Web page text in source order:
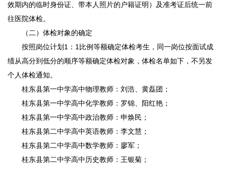
效期内的临时身份证、带本人照片的户籍证明）及准考证后统一前
往医院体检。
（二）体检对象的确定
按照岗位计划1：1比例等额确定体检考生，同一岗位按面试成
绩从高分到低分的顺序等额确定体检对象，体检名单如下，不另发
个人体检通知。
桂东县第一中学高中物理教师：刘浩、黄磊团；
桂东县第一中学高中化学教师：罗锦、阳红艳；
桂东县第一中学高中政治教师：申焕民；
桂东县第二中学高中英语教师：李文慧；
桂东县第二中学高中数学教师：廖军；
桂东县第二中学高中历史教师：王银菊；